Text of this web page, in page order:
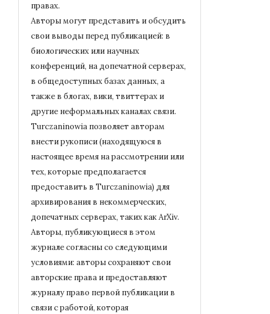
правах.
Авторы могут представить и обсудить
свои выводы перед публикацией: в
биологических или научных
конференций, на допечатной серверах,
в общедоступных базах данных, а
также в блогах, вики, твиттерах и
другие неформальных каналах связи.
Turczaninowiа позволяет авторам
внести рукописи (находящуюся в
настоящее время на рассмотрении или
тех, которые предполагается
предоставить в Turczaninowia) для
архивирования в некоммерческих,
допечатных серверах, таких как ArXiv.
Авторы, публикующиеся в этом
журнале согласны со следующими
условиями: авторы сохраняют свои
авторские права и предоставляют
журналу право первой публикации в
связи с работой, которая